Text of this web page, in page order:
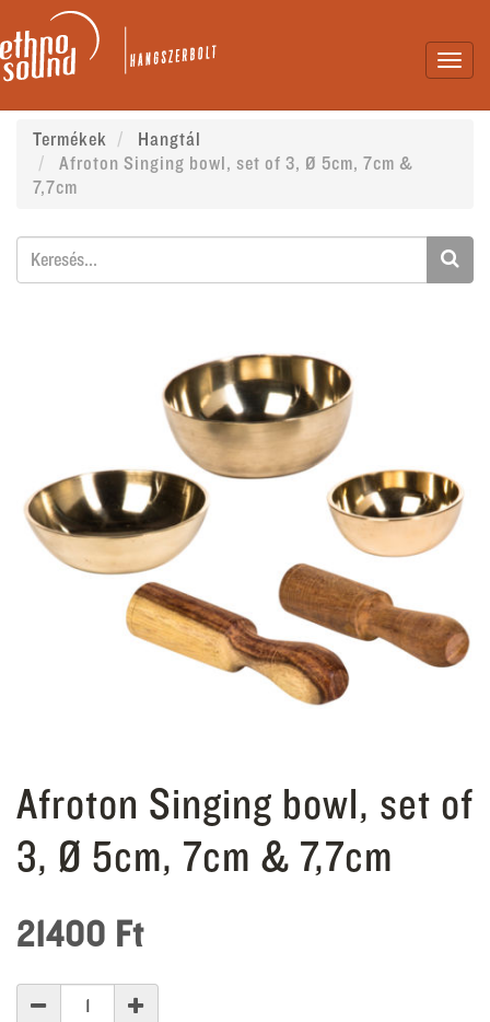
Termékek
Hangtál
Afroton Singing bowl, set of 3, Ø 5cm, 7cm &
7,7cm
Afroton Singing bowl, set of
3, Ø 5cm, 7cm & 7,7cm
21400 Ft